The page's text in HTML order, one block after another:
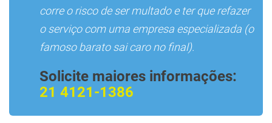
corre o risco de ser multado e ter que refazer
o serviço com uma empresa especializada (o
famoso barato sai caro no final).
Solicite maiores informações:
21 4121-1386